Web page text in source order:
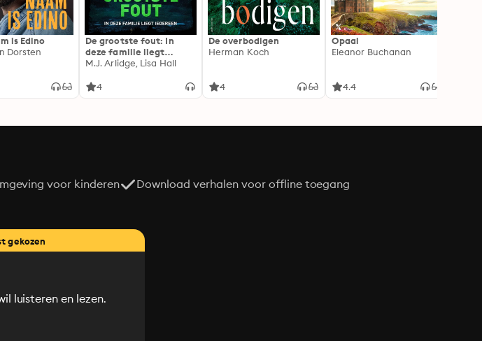
is Edino
Dorsten
De grootste fout: In
deze familie liegt
iedereen
M.J. Arlidge, Lisa Hall
4
De overbodigen
Herman Koch
4
Opaal
Eleanor Buchanan
4.4
voor kinderen
Download verhalen voor offline toegang
gekozen
luisteren en lezen.